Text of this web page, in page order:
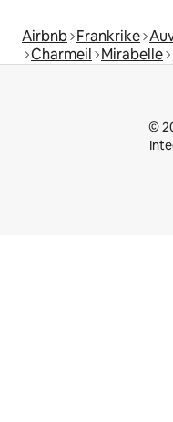
Airbnb Frankrike
Charmeil Mirabelle
©